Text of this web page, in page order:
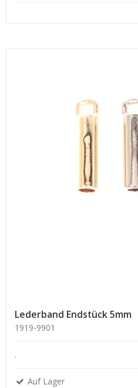
Lederband Endstück 5mm
1919-9901
.
Auf Lager